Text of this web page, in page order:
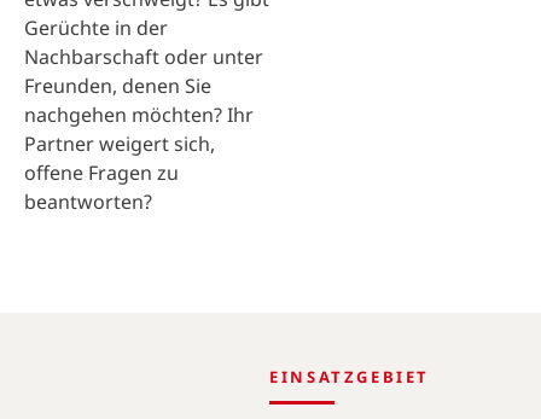
Gerüchte in der
Nachbarschaft oder unter
Freunden, denen Sie
nachgehen möchten? Ihr
Partner weigert sich,
offene Fragen zu
beantworten?
EINSATZGEBIET